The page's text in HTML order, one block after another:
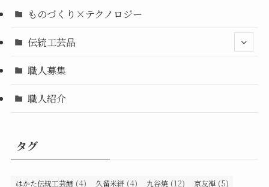
ものづくり×テクノロジー
伝統工芸品
職人募集
職人紹介
タグ
はかた伝統工芸館 (4) 久留米絣 (4) 九谷焼 (12) 京友禅 (5)